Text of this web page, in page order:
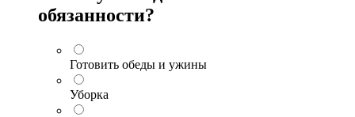
обязанности?
Готовить обеды и ужины
Уборка